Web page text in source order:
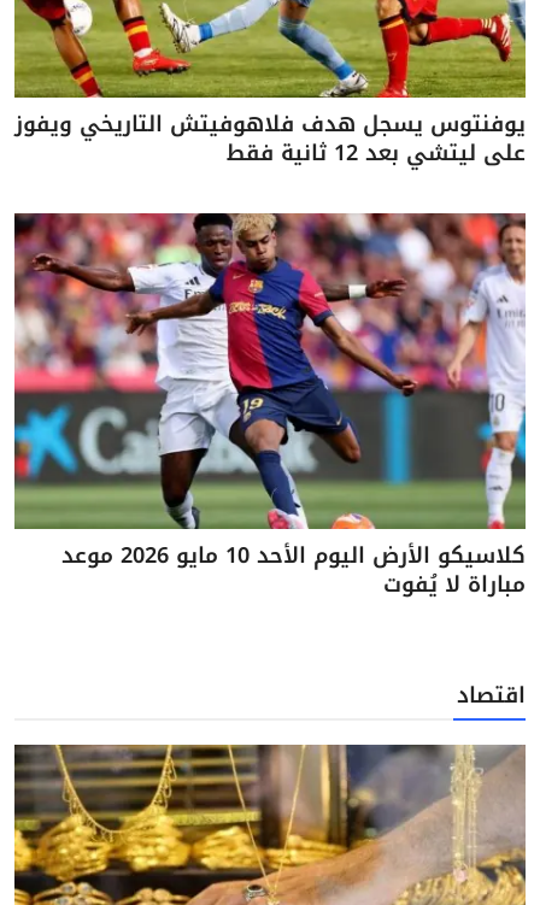
يوفنتوس يسجل هدف فلاهوفيتش التاريخي ويفوز
على ليتشي بعد 12 ثانية فقط
كلاسيكو الأرض اليوم الأحد 10 مايو 2026 موعد
مباراة لا يُفوت
اقتصاد